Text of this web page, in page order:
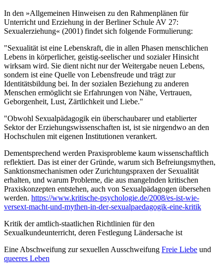
In den »Allgemeinen Hinweisen zu den Rahmenplänen für
Unterricht und Erziehung in der Berliner Schule AV 27:
Sexualerziehung« (2001) findet sich folgende Formulierung:
"Sexualität ist eine Lebenskraft, die in allen Phasen menschlichen
Lebens in körperlicher, geistig-seelischer und sozialer Hinsicht
wirksam wird. Sie dient nicht nur der Weitergabe neuen Lebens,
sondern ist eine Quelle von Lebensfreude und trägt zur
Identitätsbildung bei. In der sozialen Beziehung zu anderen
Menschen ermöglicht sie Erfahrungen von Nähe, Vertrauen,
Geborgenheit, Lust, Zärtlichkeit und Liebe."
"Obwohl Sexualpädagogik ein überschaubarer und etablierter
Sektor der Erziehungswissenschaften ist, ist sie nirgendwo an den
Hochschulen mit eigenen Institutionen verankert.
Dementsprechend werden Praxisprobleme kaum wissenschaftlich
reflektiert. Das ist einer der Gründe, warum sich Befreiungsmythen,
Sanktionsmechanismen oder Zurichtungspraxen der Sexualität
erhalten, und warum Probleme, die aus mangelnden kritischen
Praxiskonzepten entstehen, auch von Sexualpädagogen übersehen
werden. https://www.kritische-psychologie.de/2008/es-ist-wie-
versext-macht-und-mythen-in-der-sexualpaedagogik-eine-kritik
Kritik der amtlich-staatlichen Richtlinien für den
Sexualkundeunterricht, deren Festlegung Ländersache ist
Eine Abschweifung zur sexuellen Ausschweifung Freie Liebe und
queeres Leben